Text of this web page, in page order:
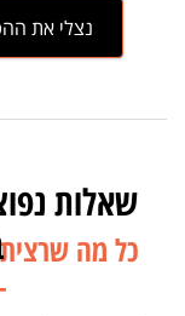
נצלי את
כל מה שרצית
שאלות